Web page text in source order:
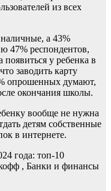
из всех
а 43%
47% респондентов,
появиться у ребенка в
заводить карту
опрошенных думают,
окончания школы.
вообще не нужна
детям собственные
в интернете.
года: топ-10
, Банки и финансы